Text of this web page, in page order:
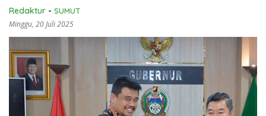
Redaktur - SUMUT
Minggu, 20 Juli 2025